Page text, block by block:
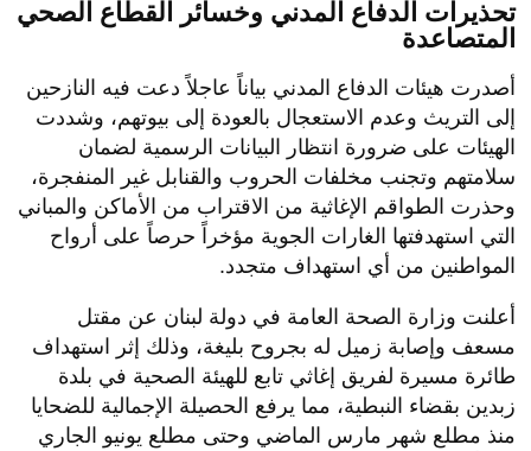
تحذيرات الدفاع المدني وخسائر القطاع الصحي
المتصاعدة
​أصدرت هيئات الدفاع المدني بياناً عاجلاً دعت فيه النازحين
إلى التريث وعدم الاستعجال بالعودة إلى بيوتهم، وشددت
الهيئات على ضرورة انتظار البيانات الرسمية لضمان
سلامتهم وتجنب مخلفات الحروب والقنابل غير المنفجرة،
وحذرت الطواقم الإغاثية من الاقتراب من الأماكن والمباني
التي استهدفتها الغارات الجوية مؤخراً حرصاً على أرواح
المواطنين من أي استهداف متجدد.
​أعلنت وزارة الصحة العامة في دولة لبنان عن مقتل
مسعف وإصابة زميل له بجروح بليغة، وذلك إثر استهداف
طائرة مسيرة لفريق إغاثي تابع للهيئة الصحية في بلدة
زبدين بقضاء النبطية، مما يرفع الحصيلة الإجمالية للضحايا
منذ مطلع شهر مارس الماضي وحتى مطلع يونيو الجاري